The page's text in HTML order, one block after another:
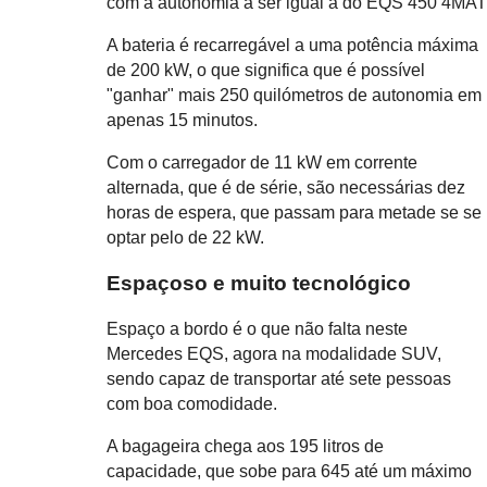
A bateria é recarregável a uma potência máxima
de 200 kW, o que significa que é possível
"ganhar" mais 250 quilómetros de autonomia em
apenas 15 minutos.
Com o carregador de 11 kW em corrente
alternada, que é de série, são necessárias dez
horas de espera, que passam para metade se se
optar pelo de 22 kW.
Espaçoso e muito tecnológico
Espaço a bordo é o que não falta neste
Mercedes EQS, agora na modalidade SUV,
sendo capaz de transportar até sete pessoas
com boa comodidade.
A bagageira chega aos 195 litros de
capacidade, que sobe para 645 até um máximo